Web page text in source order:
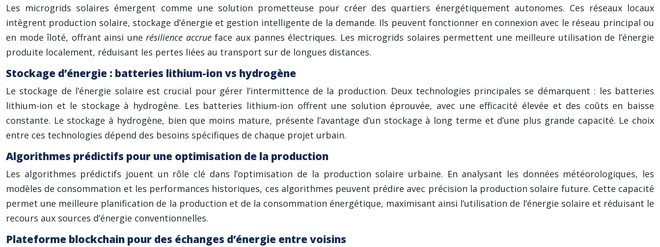
Les microgrids solaires émergent comme une solution prometteuse pour créer des quartiers énergétiquement autonomes. Ces réseaux locaux
intègrent production solaire, stockage d’énergie et gestion intelligente de la demande. Ils peuvent fonctionner en connexion avec le réseau principal ou
en mode îloté, offrant ainsi unerésilience accrueface aux pannes électriques. Les microgrids solaires permettent une meilleure utilisation de l’énergie
produite localement, réduisant les pertes liées au transport sur de longues distances.
Stockage d’énergie : batteries lithium-ion vs hydrogène
Le stockage de l’énergie solaire est crucial pour gérer l’intermittence de la production. Deux technologies principales se démarquent : les batteries
lithium-ion et le stockage à hydrogène. Les batteries lithium-ion offrent une solution éprouvée, avec une efficacité élevée et des coûts en baisse
constante. Le stockage à hydrogène, bien que moins mature, présente l’avantage d’un stockage à long terme et d’une plus grande capacité. Le choix
entre ces technologies dépend des besoins spécifiques de chaque projet urbain.
Algorithmes prédictifs pour une optimisation de la production
Les algorithmes prédictifs jouent un rôle clé dans l’optimisation de la production solaire urbaine. En analysant les données météorologiques, les
modèles de consommation et les performances historiques, ces algorithmes peuvent prédire avec précision la production solaire future. Cette capacité
permet une meilleure planification de la production et de la consommation énergétique, maximisant ainsi l’utilisation de l’énergie solaire et réduisant le
recours aux sources d’énergie conventionnelles.
Plateforme blockchain pour des échanges d’énergie entre voisins